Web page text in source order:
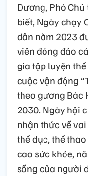
Dương, Phó
biết, Ngày chạy
dân năm 2023
viên đông đảo
gia tập luyện
cuộc vận động
theo gương Bác
2030. Ngày hội
nhận thức về
thể dục, thể
cao sức khỏe,
sống của người